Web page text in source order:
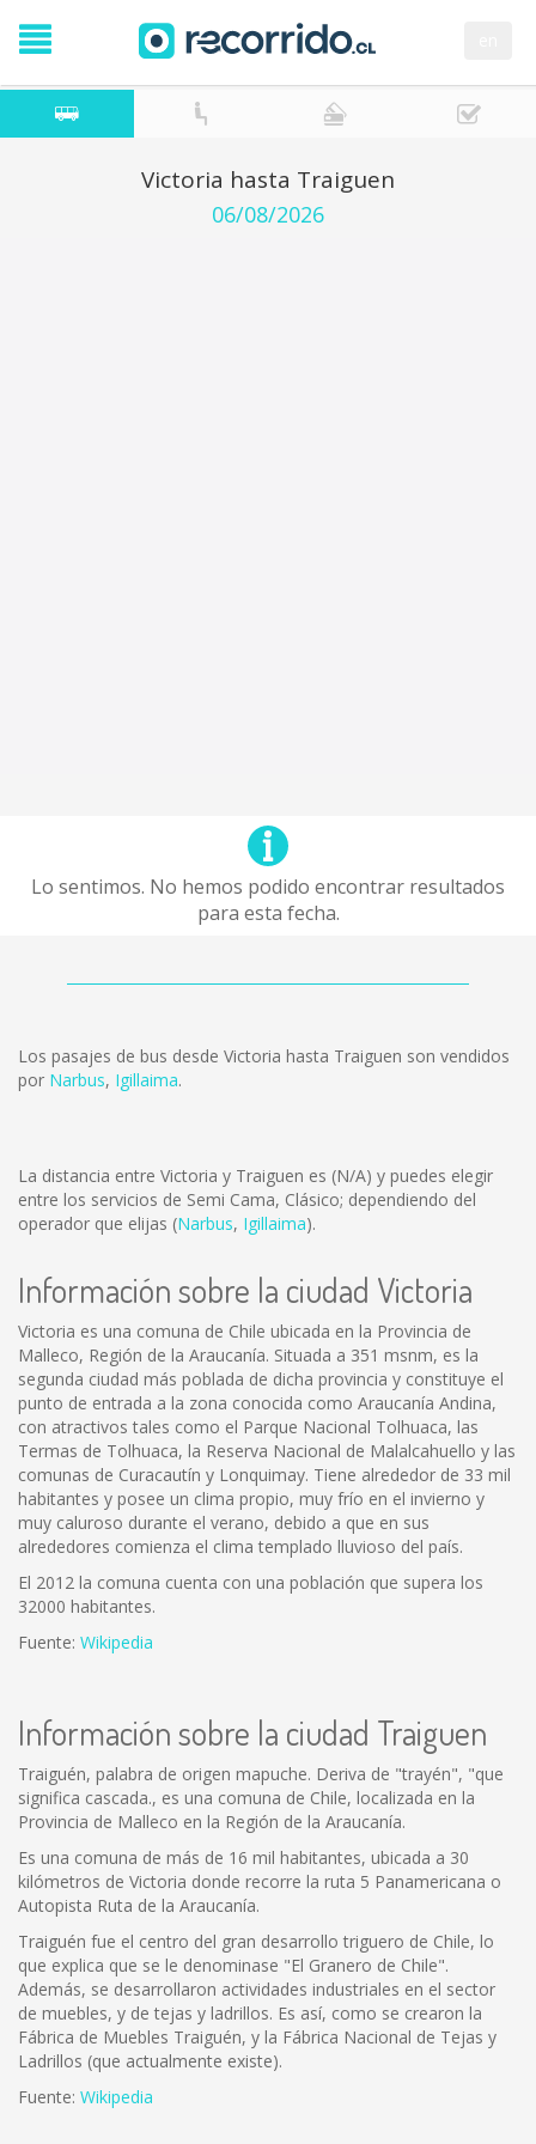
Victoria hasta Traiguen
06/08/2026
Lo sentimos. No hemos podido encontrar resultados
para esta fecha.
Los pasajes de bus desde Victoria hasta Traiguen son vendidos
por Narbus, Igillaima.
La distancia entre Victoria y Traiguen es (N/A) y puedes elegir
entre los servicios de Semi Cama, Clásico; dependiendo del
operador que elijas (Narbus, Igillaima).
Información sobre la ciudad Victoria
Victoria es una comuna de Chile ubicada en la Provincia de
Malleco, Región de la Araucanía. Situada a 351 msnm, es la
segunda ciudad más poblada de dicha provincia y constituye el
punto de entrada a la zona conocida como Araucanía Andina,
con atractivos tales como el Parque Nacional Tolhuaca, las
Termas de Tolhuaca, la Reserva Nacional de Malalcahuello y las
comunas de Curacautín y Lonquimay. Tiene alrededor de 33 mil
habitantes y posee un clima propio, muy frío en el invierno y
muy caluroso durante el verano, debido a que en sus
alrededores comienza el clima templado lluvioso del país.
El 2012 la comuna cuenta con una población que supera los
32000 habitantes.
Fuente: Wikipedia
Información sobre la ciudad Traiguen
Traiguén, palabra de origen mapuche. Deriva de "trayén", "que
significa cascada., es una comuna de Chile, localizada en la
Provincia de Malleco en la Región de la Araucanía.
Es una comuna de más de 16 mil habitantes, ubicada a 30
kilómetros de Victoria donde recorre la ruta 5 Panamericana o
Autopista Ruta de la Araucanía.
Traiguén fue el centro del gran desarrollo triguero de Chile, lo
que explica que se le denominase "El Granero de Chile".
Además, se desarrollaron actividades industriales en el sector
de muebles, y de tejas y ladrillos. Es así, como se crearon la
Fábrica de Muebles Traiguén, y la Fábrica Nacional de Tejas y
Ladrillos (que actualmente existe).
Fuente: Wikipedia